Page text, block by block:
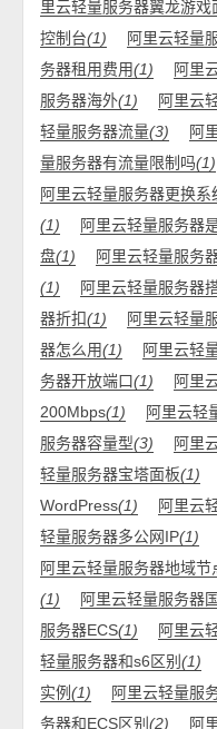
里云轻量服务器翼龙游戏
控制台(1) 阿里云轻量
务器租用费用(1) 阿里
服务器海外(1) 阿里云
轻量服务器流量(3) 阿
量服务器有流量限制吗(1)
阿里云轻量服务器更换系
(1)
阿里云轻量服务器
盘(1) 阿里云轻量服务
(1)
阿里云轻量服务器
器折扣(1) 阿里云轻量
器怎么用(1) 阿里云轻
务器开放端口(1)
阿里
200Mbps(1) 阿里云轻
服务器容量型(3) 阿里
轻量服务器宝塔面板(1)
WordPress(1) 阿里云
轻量服务器多公网IP(1)
阿里云轻量服务器地域节
(1)
阿里云轻量服务器
服务器ECS(1) 阿里云
轻量服务器和s6区别(1)
实例(1) 阿里云轻量服
务器和ECS区别(2) 阿